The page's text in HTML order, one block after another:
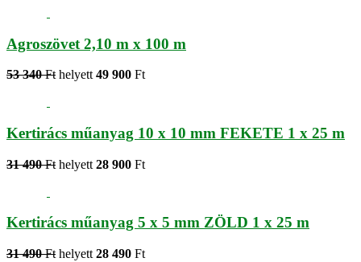
Agroszövet 2,10 m x 100 m
53 340 Ft helyett 49 900 Ft
Kertirács műanyag 10 x 10 mm FEKETE 1 x 25 m
31 490 Ft helyett 28 900 Ft
Kertirács műanyag 5 x 5 mm ZÖLD 1 x 25 m
31 490 Ft helyett 28 490 Ft